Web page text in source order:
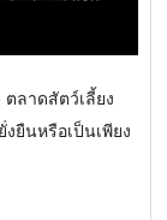
ลาดสัตว์เลี้ยง
ยืนหรือเป็นเพียง